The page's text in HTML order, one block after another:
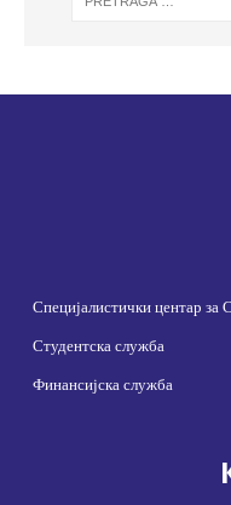
Специјалистички центар за
Студентска служба
Финансијска служба